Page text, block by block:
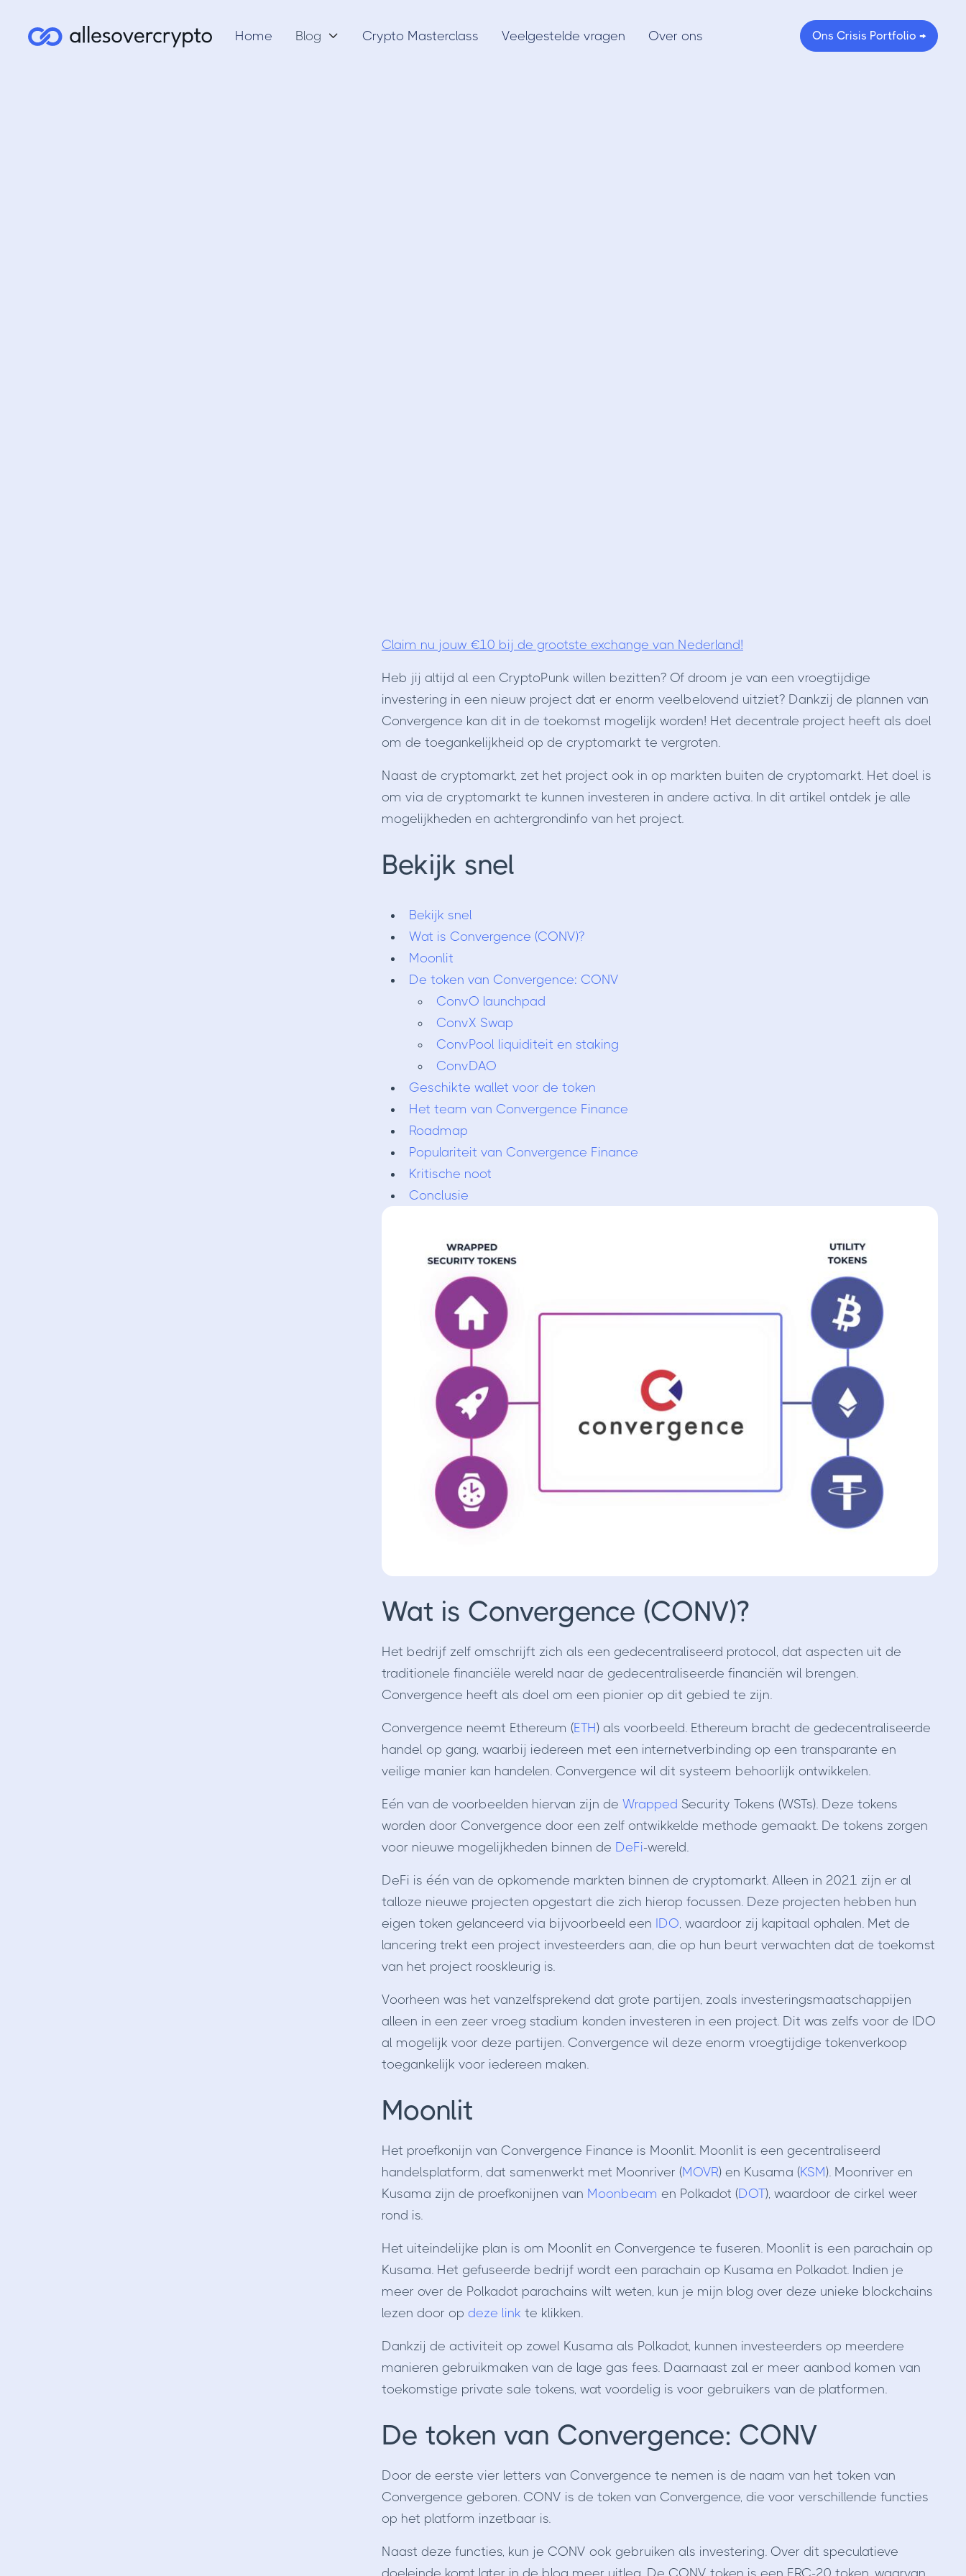
Home Blog  Crypto Masterclass Veelgestelde vragen Over ons Ons Crisis Portfolio →
Claim nu jouw €10 bij de grootste exchange van Nederland!
Heb jij altijd al een CryptoPunk willen bezitten? Of droom je van een vroegtijdige
investering in een nieuw project dat er enorm veelbelovend uitziet? Dankzij de plannen van
Convergence kan dit in de toekomst mogelijk worden! Het decentrale project heeft als doel
om de toegankelijkheid op de cryptomarkt te vergroten.
Naast de cryptomarkt, zet het project ook in op markten buiten de cryptomarkt. Het doel is
om via de cryptomarkt te kunnen investeren in andere activa. In dit artikel ontdek je alle
mogelijkheden en achtergrondinfo van het project.
Bekijk snel
Bekijk snel
Wat is Convergence (CONV)?
Moonlit
De token van Convergence: CONV
ConvO launchpad
ConvX Swap
ConvPool liquiditeit en staking
ConvDAO
Geschikte wallet voor de token
Het team van Convergence Finance
Roadmap
Populariteit van Convergence Finance
Kritische noot
Conclusie
Wat is Convergence (CONV)?
Het bedrijf zelf omschrijft zich als een gedecentraliseerd protocol, dat aspecten uit de
traditionele financiële wereld naar de gedecentraliseerde financiën wil brengen.
Convergence heeft als doel om een pionier op dit gebied te zijn.
Convergence neemt Ethereum (ETH) als voorbeeld. Ethereum bracht de gedecentraliseerde
handel op gang, waarbij iedereen met een internetverbinding op een transparante en
veilige manier kan handelen. Convergence wil dit systeem behoorlijk ontwikkelen.
Eén van de voorbeelden hiervan zijn de Wrapped Security Tokens (WSTs). Deze tokens
worden door Convergence door een zelf ontwikkelde methode gemaakt. De tokens zorgen
voor nieuwe mogelijkheden binnen de DeFi-wereld.
DeFi is één van de opkomende markten binnen de cryptomarkt. Alleen in 2021 zijn er al
talloze nieuwe projecten opgestart die zich hierop focussen. Deze projecten hebben hun
eigen token gelanceerd via bijvoorbeeld een IDO, waardoor zij kapitaal ophalen. Met de
lancering trekt een project investeerders aan, die op hun beurt verwachten dat de toekomst
van het project rooskleurig is.
Voorheen was het vanzelfsprekend dat grote partijen, zoals investeringsmaatschappijen
alleen in een zeer vroeg stadium konden investeren in een project. Dit was zelfs voor de IDO
al mogelijk voor deze partijen. Convergence wil deze enorm vroegtijdige tokenverkoop
toegankelijk voor iedereen maken.
Moonlit
Het proefkonijn van Convergence Finance is Moonlit. Moonlit is een gecentraliseerd
handelsplatform, dat samenwerkt met Moonriver (MOVR) en Kusama (KSM). Moonriver en
Kusama zijn de proefkonijnen van Moonbeam en Polkadot (DOT), waardoor de cirkel weer
rond is.
Het uiteindelijke plan is om Moonlit en Convergence te fuseren. Moonlit is een parachain op
Kusama. Het gefuseerde bedrijf wordt een parachain op Kusama en Polkadot. Indien je
meer over de Polkadot parachains wilt weten, kun je mijn blog over deze unieke blockchains
lezen door op deze link te klikken.
Dankzij de activiteit op zowel Kusama als Polkadot, kunnen investeerders op meerdere
manieren gebruikmaken van de lage gas fees. Daarnaast zal er meer aanbod komen van
toekomstige private sale tokens, wat voordelig is voor gebruikers van de platformen.
De token van Convergence: CONV
Door de eerste vier letters van Convergence te nemen is de naam van het token van
Convergence geboren. CONV is de token van Convergence, die voor verschillende functies
op het platform inzetbaar is.
Naast deze functies, kun je CONV ook gebruiken als investering. Over dit speculatieve